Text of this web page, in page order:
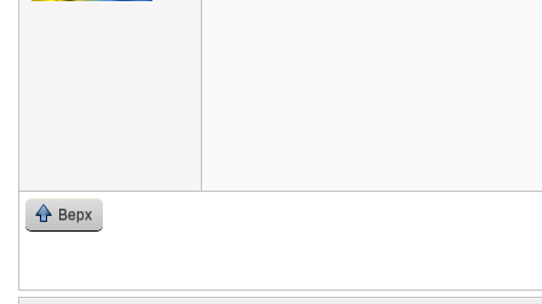
Верх